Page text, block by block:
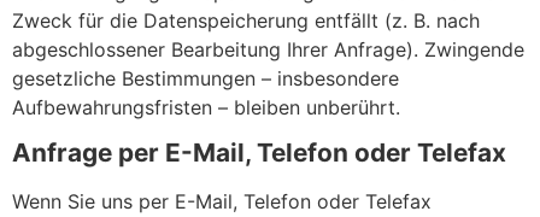
Zweck für die Datenspeicherung entfällt (z. B. nach
abgeschlossener Bearbeitung Ihrer Anfrage). Zwingende
gesetzliche Bestimmungen – insbesondere
Aufbewahrungsfristen – bleiben unberührt.
Anfrage per E-Mail, Telefon oder Telefax
Wenn Sie uns per E-Mail, Telefon oder Telefax